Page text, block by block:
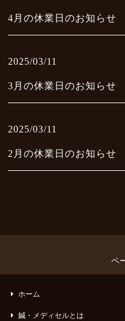
Facial Beauty
Inner Beauty
トータルビューティー
Total Beauty
4月の休業日のお知らせ
2025/03/11
3月の休業日のお知らせ
2025/03/11
2月の休業日のお知らせ
ペ
ホーム
鍼・メディセルとは